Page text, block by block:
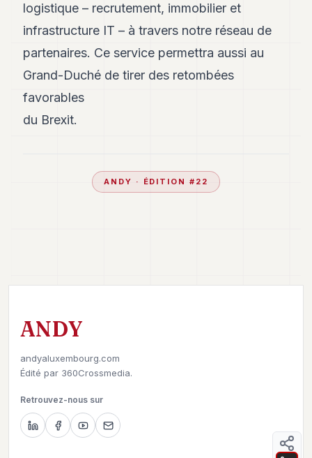
logistique – recrutement, immobilier et
infrastructure IT – à travers notre réseau de
partenaires. Ce service permettra aussi au
Grand-Duché de tirer des retombées
favorables
du Brexit.
ANDY · ÉDITION # 22
ANDY
andyaluxembourg.com
Édité par 360Crossmedia.
Retrouvez-nous sur